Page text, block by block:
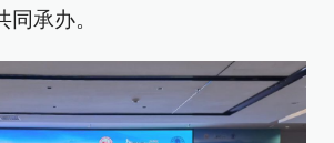
承办。